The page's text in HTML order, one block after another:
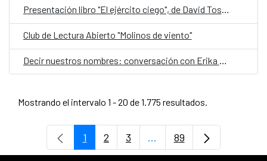
Presentación libro "El ejército ciego", de David Toscana
Club de Lectura Abierto "Molinos de viento"
Mostrando el intervalo 1 - 20 de 1.775 resultados.
Página
1 Página
2 Página
3 ...Páginas intermedias
Página
89